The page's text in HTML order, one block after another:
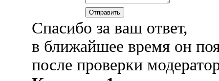
Отправить
Спасибо за ваш ответ,
в ближайшее время он
после проверки